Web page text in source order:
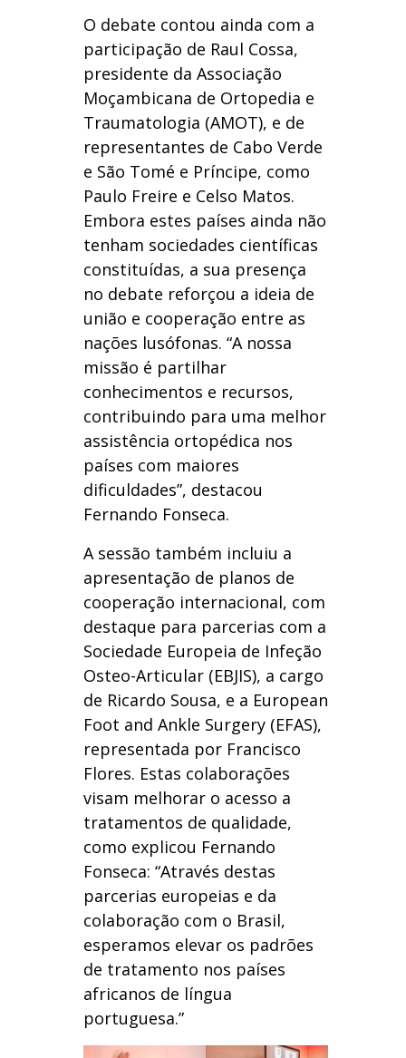
O debate contou ainda com a
participação de Raul Cossa,
presidente da Associação
Moçambicana de Ortopedia e
Traumatologia (AMOT), e de
representantes de Cabo Verde
e São Tomé e Príncipe, como
Paulo Freire e Celso Matos.
Embora estes países ainda não
tenham sociedades científicas
constituídas, a sua presença
no debate reforçou a ideia de
união e cooperação entre as
nações lusófonas. “A nossa
missão é partilhar
conhecimentos e recursos,
contribuindo para uma melhor
assistência ortopédica nos
países com maiores
dificuldades”, destacou
Fernando Fonseca.
A sessão também incluiu a
apresentação de planos de
cooperação internacional, com
destaque para parcerias com a
Sociedade Europeia de Infeção
Osteo-Articular (EBJIS), a cargo
de Ricardo Sousa, e a European
Foot and Ankle Surgery (EFAS),
representada por Francisco
Flores. Estas colaborações
visam melhorar o acesso a
tratamentos de qualidade,
como explicou Fernando
Fonseca: “Através destas
parcerias europeias e da
colaboração com o Brasil,
esperamos elevar os padrões
de tratamento nos países
africanos de língua
portuguesa.”